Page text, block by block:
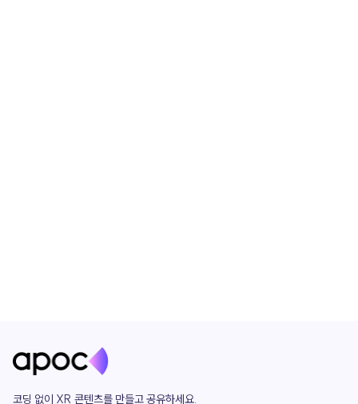
코딩 없이 XR 콘텐츠를 만들고 공유하세요.